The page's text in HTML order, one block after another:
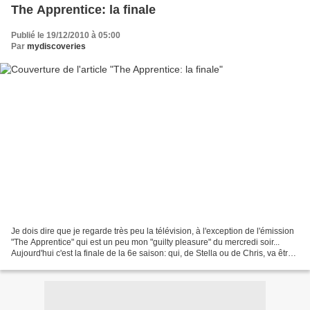
The Apprentice: la finale
Publié le 19/12/2010 à 05:00
Par mydiscoveries
Je dois dire que je regarde très peu la télévision, à l'exception de l'émission
"The Apprentice" qui est un peu mon "guilty pleasure" du mercredi soir...
Aujourd'hui c'est la finale de la 6e saison: qui, de Stella ou de Chris, va être